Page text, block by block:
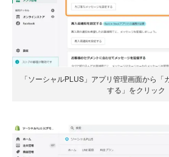
「ソーシャルPLUS」アプリ管理画面から「
する」をクリック